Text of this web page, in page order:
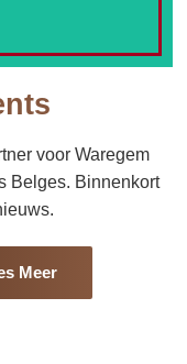
voor Waregem
Belges. Binnenkort
Meer